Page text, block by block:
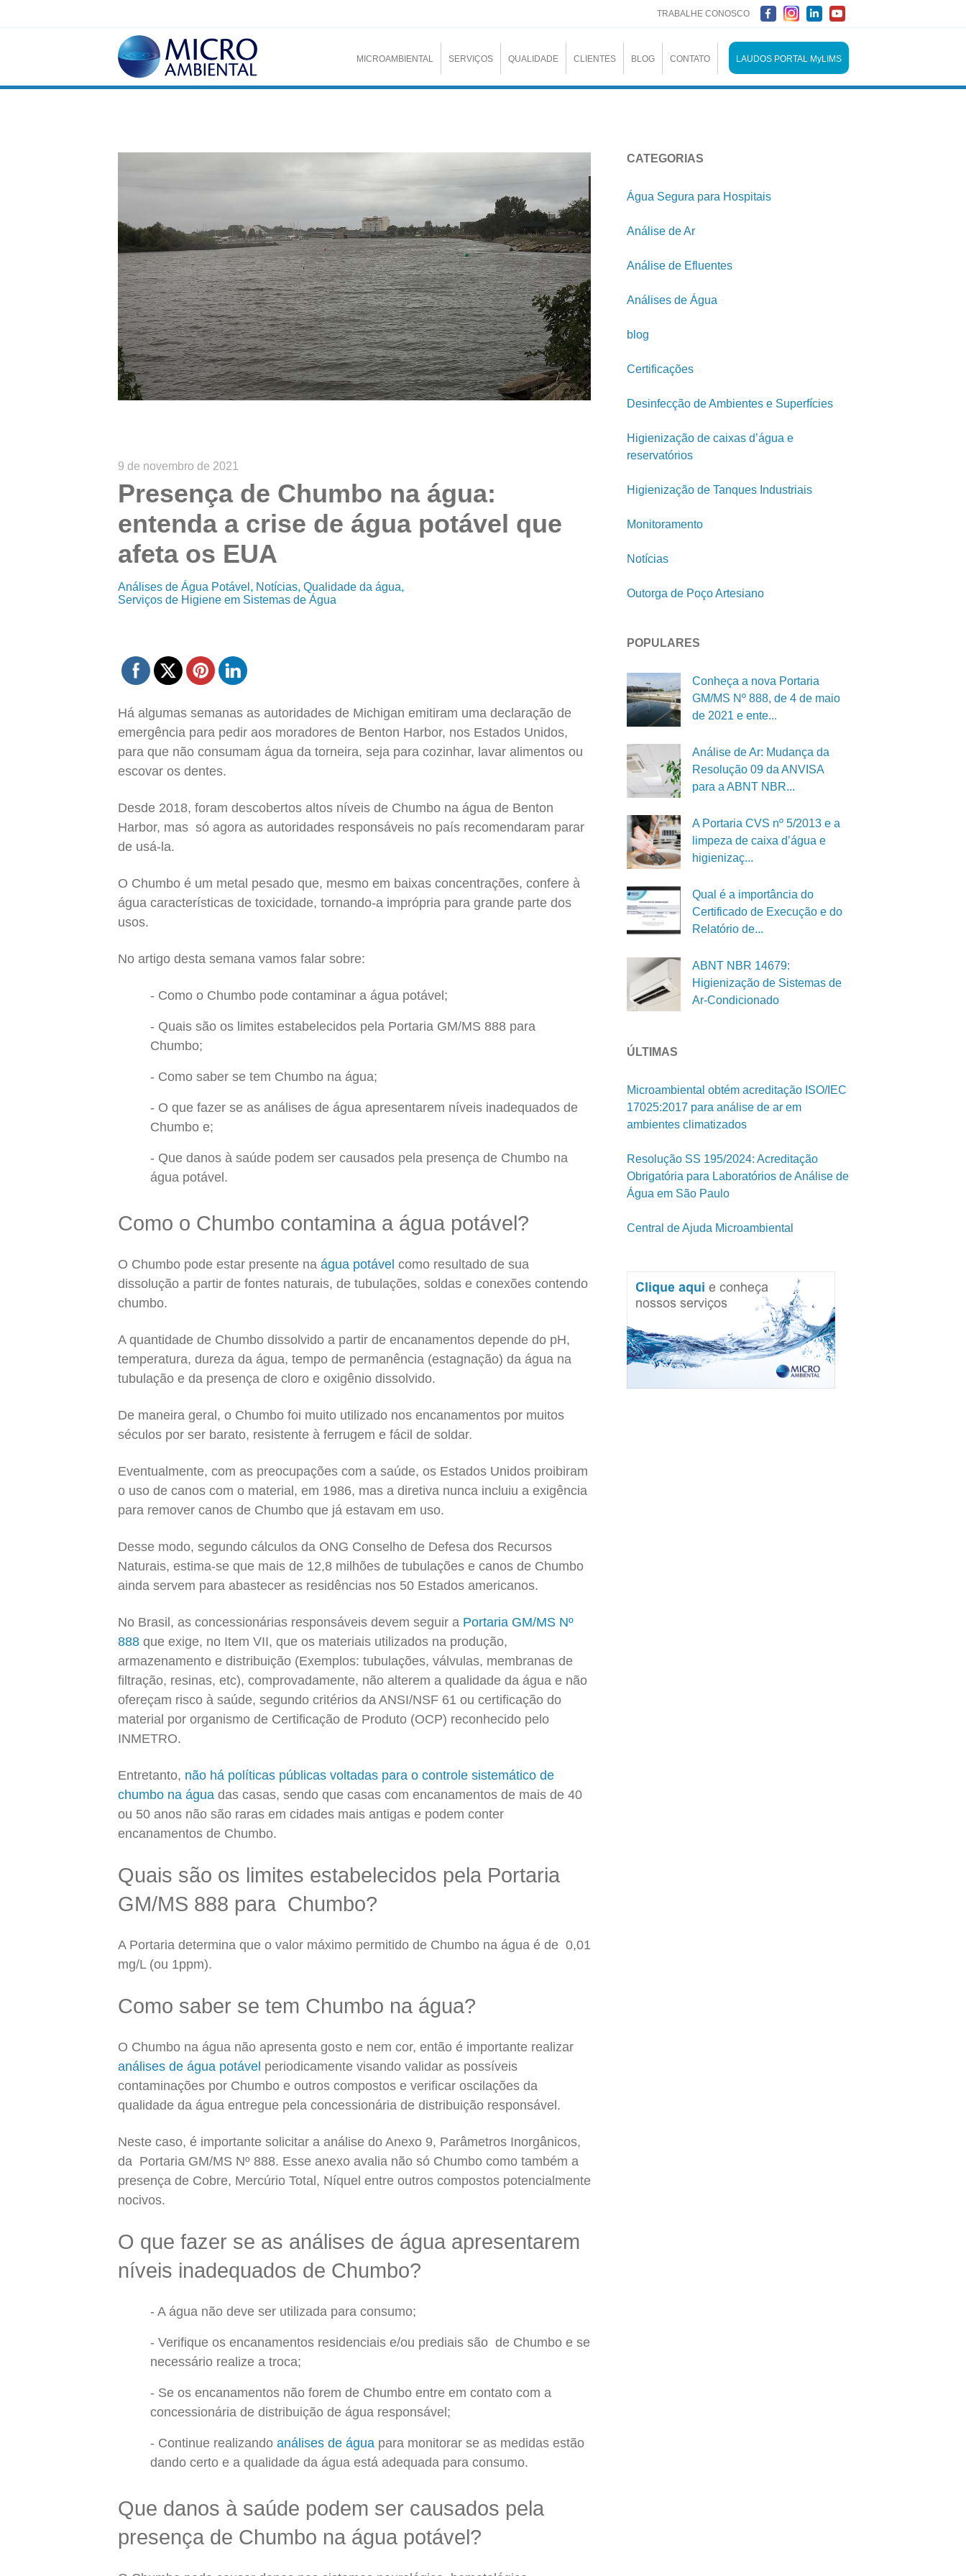
TRABALHE CONOSCO
MICROAMBIENTAL SERVIÇOS QUALIDADE CLIENTES BLOG CONTATO LAUDOS PORTAL MyLIMS
9 de novembro de 2021
Presença de Chumbo na água:
entenda a crise de água potável que
afeta os EUA
Análises de Água Potável Notícias Qualidade da água
Serviços de Higiene em Sistemas de Água
Há algumas semanas as autoridades de Michigan emitiram uma declaração de
emergência para pedir aos moradores de Benton Harbor, nos Estados Unidos,
para que não consumam água da torneira, seja para cozinhar, lavar alimentos ou
escovar os dentes.
Desde 2018, foram descobertos altos níveis de Chumbo na água de Benton
Harbor, mas só agora as autoridades responsáveis no país recomendaram parar
de usá-la.
O Chumbo é um metal pesado que, mesmo em baixas concentrações, confere à
água características de toxicidade, tornando-a imprópria para grande parte dos
usos.
No artigo desta semana vamos falar sobre:
Como o Chumbo pode contaminar a água potável;
Quais são os limites estabelecidos pela Portaria GM/MS 888 para
Chumbo;
Como saber se tem Chumbo na água;
O que fazer se as análises de água apresentarem níveis inadequados de
Chumbo e;
Que danos à saúde podem ser causados pela presença de Chumbo na
água potável.
Como o Chumbo contamina a água potável?
O Chumbo pode estar presente na água potável como resultado de sua
dissolução a partir de fontes naturais, de tubulações, soldas e conexões contendo
chumbo.
A quantidade de Chumbo dissolvido a partir de encanamentos depende do pH,
temperatura, dureza da água, tempo de permanência (estagnação) da água na
tubulação e da presença de cloro e oxigênio dissolvido.
De maneira geral, o Chumbo foi muito utilizado nos encanamentos por muitos
séculos por ser barato, resistente à ferrugem e fácil de soldar.
Eventualmente, com as preocupações com a saúde, os Estados Unidos proibiram
o uso de canos com o material, em 1986, mas a diretiva nunca incluiu a exigência
para remover canos de Chumbo que já estavam em uso.
Desse modo, segundo cálculos da ONG Conselho de Defesa dos Recursos
Naturais, estima-se que mais de 12,8 milhões de tubulações e canos de Chumbo
ainda servem para abastecer as residências nos 50 Estados americanos.
No Brasil, as concessionárias responsáveis devem seguir a Portaria GM/MS Nº
888que exige, no Item VII, que os materiais utilizados na produção,
armazenamento e distribuição (Exemplos: tubulações, válvulas, membranas de
filtração, resinas, etc), comprovadamente, não alterem a qualidade da água e não
ofereçam risco à saúde, segundo critérios da ANSI/NSF 61 ou certificação do
material por organismo de Certificação de Produto (OCP) reconhecido pelo
INMETRO.
Entretanto, não há políticas públicas voltadas para o controle sistemático de
chumbo na água das casas, sendo que casas com encanamentos de mais de 40
ou 50 anos não são raras em cidades mais antigas e podem conter
encanamentos de Chumbo.
Quais são os limites estabelecidos pela Portaria
GM/MS 888 para Chumbo?
A Portaria determina que o valor máximo permitido de Chumbo na água é de 0,01
mg/L (ou 1ppm).
Como saber se tem Chumbo na água?
O Chumbo na água não apresenta gosto e nem cor, então é importante realizar
análises de água potável periodicamente visando validar as possíveis
contaminações por Chumbo e outros compostos e verificar oscilações da
qualidade da água entregue pela concessionária de distribuição responsável.
Neste caso, é importante solicitar a análise do Anexo 9, Parâmetros Inorgânicos,
da Portaria GM/MS Nº 888. Esse anexo avalia não só Chumbo como também a
presença de Cobre, Mercúrio Total, Níquel entre outros compostos potencialmente
nocivos.
O que fazer se as análises de água apresentarem
níveis inadequados de Chumbo?
A água não deve ser utilizada para consumo;
Verifique os encanamentos residenciais e/ou prediais são de Chumbo e se
necessário realize a troca;
Se os encanamentos não forem de Chumbo entre em contato com a
concessionária de distribuição de água responsável;
Continue realizando análises de águapara monitorar se as medidas estão
dando certo e a qualidade da água está adequada para consumo.
Que danos à saúde podem ser causados pela
presença de Chumbo na água potável?
CATEGORIAS
Água Segura para Hospitais
Análise de Ar
Análise de Efluentes
Análises de Água
blog
Certificações
Desinfecção de Ambientes e Superfícies
Higienização de caixas d’água e
reservatórios
Higienização de Tanques Industriais
Monitoramento
Notícias
Outorga de Poço Artesiano
POPULARES
Conheça a nova Portaria
GM/MS Nº 888, de 4 de maio
de 2021 e ente...
Análise de Ar: Mudança da
Resolução 09 da ANVISA
para a ABNT NBR...
A Portaria CVS nº 5/2013 e a
limpeza de caixa d’água e
higienizaç...
Qual é a importância do
Certificado de Execução e do
Relatório de...
ABNT NBR 14679:
Higienização de Sistemas de
Ar-Condicionado
ÚLTIMAS
Microambiental obtém acreditação ISO/IEC
17025:2017 para análise de ar em
ambientes climatizados
Resolução SS 195/2024: Acreditação
Obrigatória para Laboratórios de Análise de
Água em São Paulo
Central de Ajuda Microambiental